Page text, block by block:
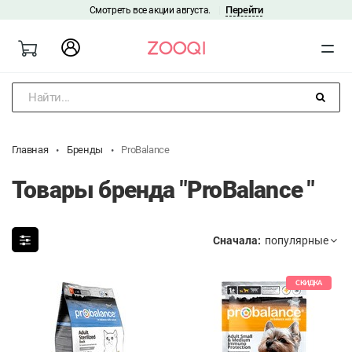
Смотреть все акции августа. Перейти
Найти...
Главная Бренды ProBalance
Товары бренда "ProBalance "
Сначала:
СКИДКА